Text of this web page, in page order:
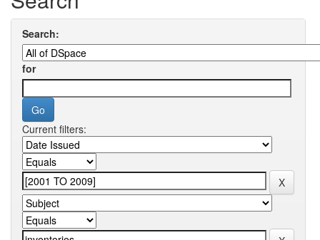
Search:
for
Current filters: